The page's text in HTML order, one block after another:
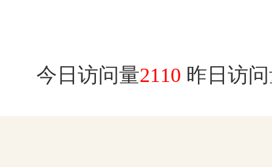
今日访问量2110 昨日访